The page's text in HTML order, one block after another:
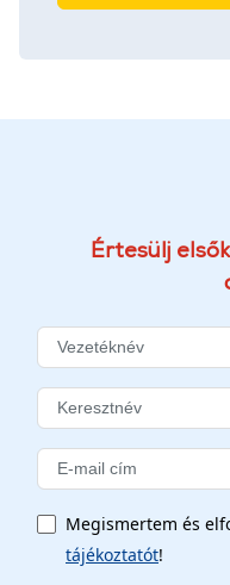
Értesülj
Megismertem és
tájékoztatót!